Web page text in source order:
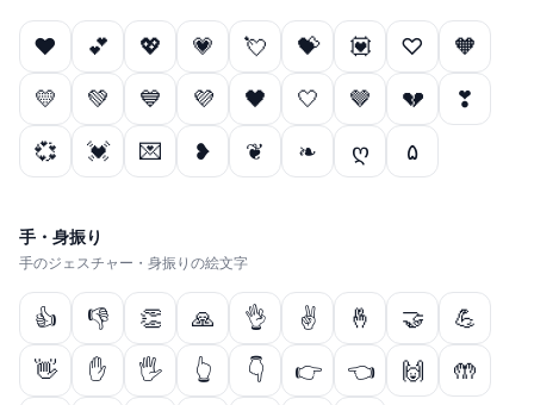
❤ 💕 💖 💗 💘 💝 💟 ♡
🧡
💛
💚 💙 💜 🖤 🤍 🤎 💔
❣
💞
💓 💌 ❥ ❦ ❧ ღ ۵
手・身振り
手のジェスチャー・身振りの絵文字
👍 👎 👏 🙏 👌 ✌ 🤞 🤝
💪
👋
✋ 🖐 👆 👇 👉 👈 🙌
🤲